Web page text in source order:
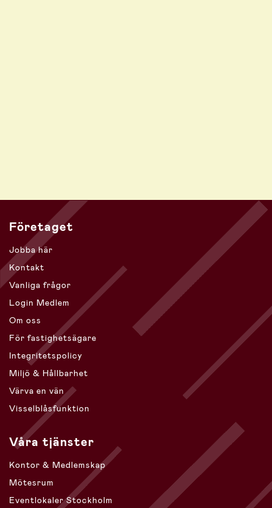
Företaget
Jobba här
Kontakt
Vanliga frågor
Login Medlem
Om oss
För fastighetsägare
Integritetspolicy
Miljö & Hållbarhet
Värva en vän
Visselblåsfunktion
Våra tjänster
Kontor & Medlemskap
Mötesrum
Eventlokaler Stockholm